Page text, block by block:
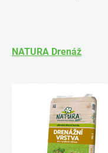
NATURA Drenáž